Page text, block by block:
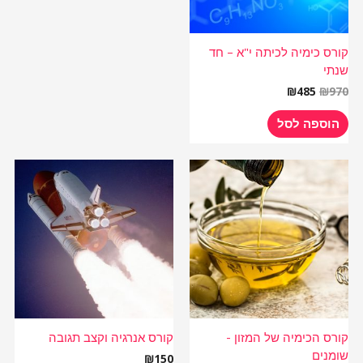
קורס כימיה לכיתה י"א – חד
שנתי
₪970
₪485
הוספה לסל
קורס הכימיה של המזון -
שומנים
קורס אנרגיה וקצב תגובה
₪150